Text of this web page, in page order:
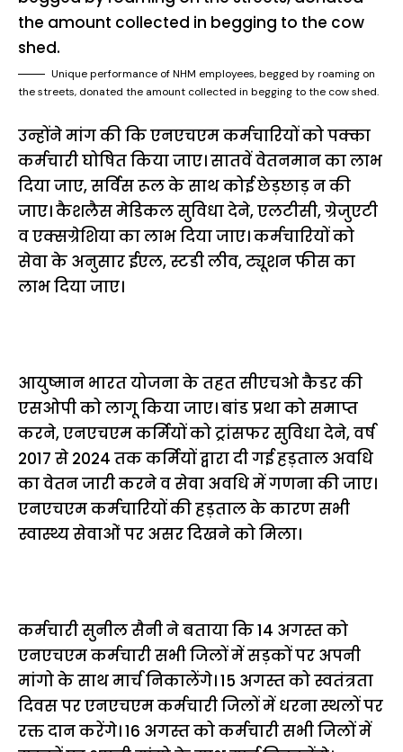
Unique performance of NHM employees, begged by roaming on
the streets, donated the amount collected in begging to the cow shed.
उन्होंने मांग की कि एनएचएम कर्मचारियों को पक्का
कर्मचारी घोषित किया जाए। सातवें वेतनमान का लाभ
दिया जाए, सर्विस रूल के साथ कोई छेड़छाड़ न की
जाए। कैशलैस मेडिकल सुविधा देने, एलटीसी, ग्रेजुएटी
व एक्सग्रेशिया का लाभ दिया जाए। कर्मचारियों को
सेवा के अनुसार ईएल, स्टडी लीव, ट्यूशन फीस का
लाभ दिया जाए।
आयुष्मान भारत योजना के तहत सीएचओ कैडर की
एसओपी को लागू किया जाए। बांड प्रथा को समाप्त
करने, एनएचएम कर्मियों को ट्रांसफर सुविधा देने, वर्ष
2017 से 2024 तक कर्मियों द्वारा दी गई हड़ताल अवधि
का वेतन जारी करने व सेवा अवधि में गणना की जाए।
एनएचएम कर्मचारियों की हड़ताल के कारण सभी
स्वास्थ्य सेवाओं पर असर दिखने को मिला।
कर्मचारी सुनील सैनी ने बताया कि 14 अगस्त को
एनएचएम कर्मचारी सभी जिलों में सड़कों पर अपनी
मांगो के साथ मार्च निकालेंगे। 15 अगस्त को स्वतंत्रता
दिवस पर एनएचएम कर्मचारी जिलों में धरना स्थलों पर
रक्त दान करेंगे। 16 अगस्त को कर्मचारी सभी जिलों में